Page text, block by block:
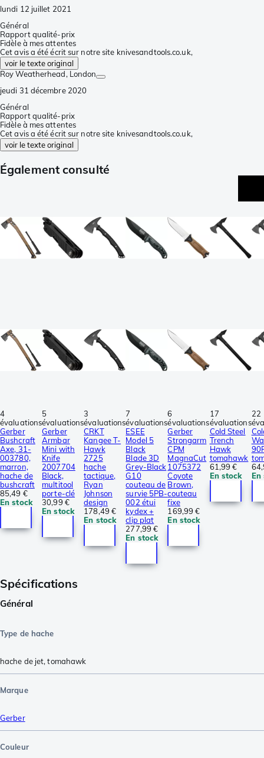
lundi 12 juillet 2021
Général
Rapport qualité-prix
Fidèle à mes attentes
Cet avis a été écrit sur notre site knivesandtools.co.uk,
voir le texte original
Roy Weatherhead, London
jeudi 31 décembre 2020
Général
Rapport qualité-prix
Fidèle à mes attentes
Cet avis a été écrit sur notre site knivesandtools.co.uk,
voir le texte original
Également consulté
4
évaluations
Gerber
Bushcraft
Axe, 31-
003780,
marron,
hache de
bushcraft
85,49 €
En stock
5
évaluations
Gerber
Armbar
Mini with
Knife
2007704
Black,
multitool
porte-clé
30,99 €
En stock
3
évaluations
CRKT
Kangee T-
Hawk
2725
hache
tactique,
Ryan
Johnson
design
178,49 €
En stock
7
évaluations
ESEE
Model 5
Black
Blade 3D
Grey-Black
G10
couteau de
survie 5PB-
002 étui
kydex +
clip plat
277,99 €
En stock
6
évaluations
Gerber
Strongarm
CPM
MagnaCut
1075372
Coyote
Brown,
couteau
fixe
169,99 €
En stock
17
évaluations
Cold Steel
Trench
Hawk
tomahawk
61,99 €
En stock
22
En
Spécifications
Général
Type de hache
hache de jet,tomahawk
Marque
Gerber
Couleur